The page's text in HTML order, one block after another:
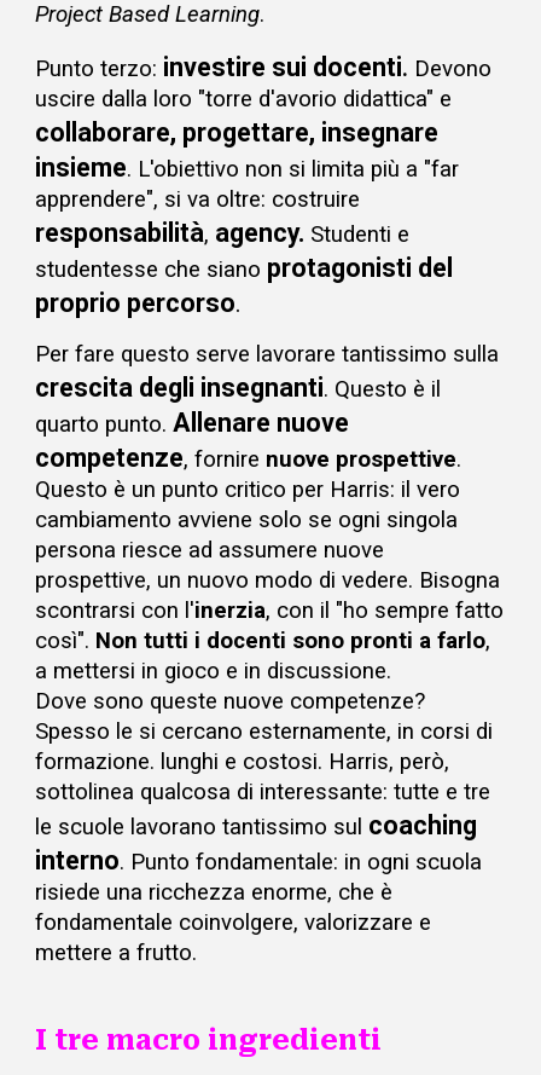
Project Based Learning.
Punto terzo: investire sui docenti. Devono
uscire dalla loro "torre d'avorio didattica" e
collaborare, progettare, insegnare
insieme. L'obiettivo non si limita più a "far
apprendere", si va oltre: costruire
responsabilità, agency. Studenti e
studentesse che siano protagonisti del
proprio percorso.
Per fare questo serve lavorare tantissimo sulla
crescita degli insegnanti. Questo è il
quarto punto.Allenare nuove
competenze, fornire nuove prospettive.
Questo è un punto critico per Harris: il vero
cambiamento avviene solo se ogni singola
persona riesce ad assumere nuove
prospettive, un nuovo modo di vedere. Bisogna
scontrarsi con l'inerzia, con il "ho sempre fatto
così". Non tutti i docenti sono pronti a farlo,
a mettersi in gioco e in discussione.
Dove sono queste nuove competenze?
Spesso le si cercano esternamente, in corsi di
formazione. lunghi e costosi. Harris, però,
sottolinea qualcosa di interessante: tutte e tre
le scuole lavorano tantissimo sul coaching
interno. Punto fondamentale: in ogni scuola
risiede una ricchezza enorme, che è
fondamentale coinvolgere, valorizzare e
mettere a frutto.
I tre macro ingredienti